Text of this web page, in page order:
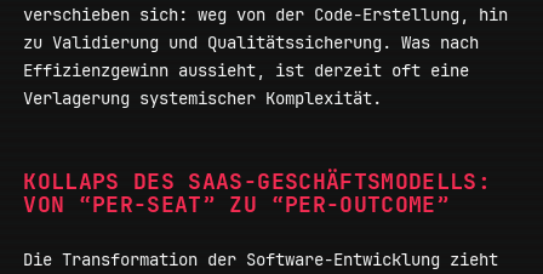
verschieben sich: weg von der Code-Erstellung, hin
zu Validierung und Qualitätssicherung. Was nach
Effizienzgewinn aussieht, ist derzeit oft eine
Verlagerung systemischer Komplexität.
KOLLAPS DES SAAS-GESCHÄFTSMODELLS:
VON “PER-SEAT” ZU “PER-OUTCOME”
Die Transformation der Software-Entwicklung zieht